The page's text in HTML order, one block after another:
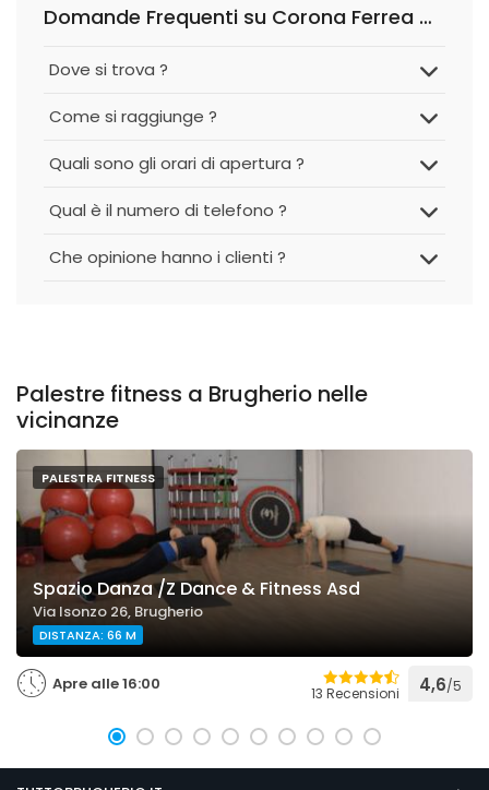
Domande Frequenti su Corona Ferrea Crossfit
Dove si trova ?
Come si raggiunge ?
Quali sono gli orari di apertura ?
Qual è il numero di telefono ?
Che opinione hanno i clienti ?
Palestre fitness a Brugherio nelle
vicinanze
PALESTRA FITNESS
Spazio Danza /Z Dance & Fitness Asd
Via Isonzo 26, Brugherio
DISTANZA: 66 M
Apre alle 16:00 13 Recensioni 4,6/5